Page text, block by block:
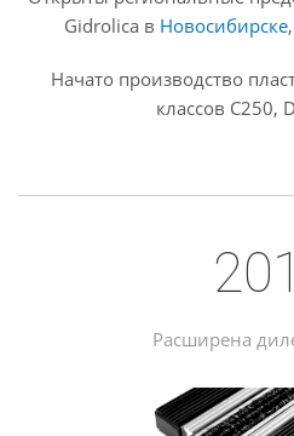
Gidrolica в Новосибирске,
Начато производство
классов C250,
Расширена